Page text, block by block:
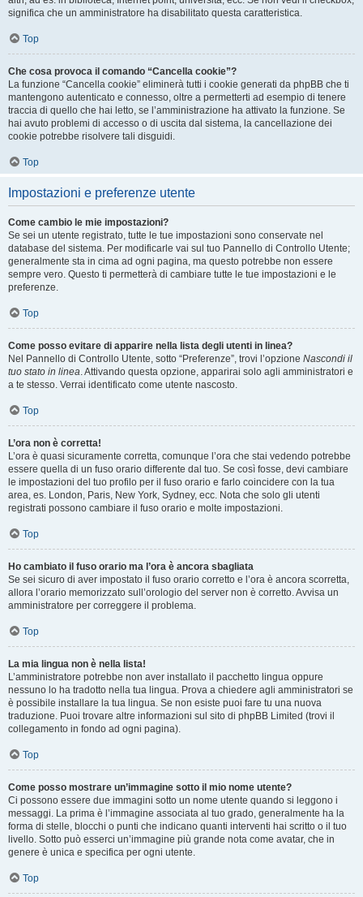
significa che un amministratore ha disabilitato questa caratteristica.
Top
Che cosa provoca il comando “Cancella cookie”?
La funzione “Cancella cookie” eliminerà tutti i cookie generati da phpBB che ti
mantengono autenticato e connesso, oltre a permetterti ad esempio di tenere
traccia di quello che hai letto, se l’amministrazione ha attivato la funzione. Se
hai avuto problemi di accesso o di uscita dal sistema, la cancellazione dei
cookie potrebbe risolvere tali disguidi.
Top
Impostazioni e preferenze utente
Come cambio le mie impostazioni?
Se sei un utente registrato, tutte le tue impostazioni sono conservate nel
database del sistema. Per modificarle vai sul tuo Pannello di Controllo Utente;
generalmente sta in cima ad ogni pagina, ma questo potrebbe non essere
sempre vero. Questo ti permetterà di cambiare tutte le tue impostazioni e le
preferenze.
Top
Come posso evitare di apparire nella lista degli utenti in linea?
Nel Pannello di Controllo Utente, sotto “Preferenze”, trovi l’opzione Nascondi il
tuo stato in linea. Attivando questa opzione, apparirai solo agli amministratori e
a te stesso. Verrai identificato come utente nascosto.
Top
L’ora non è corretta!
L’ora è quasi sicuramente corretta, comunque l’ora che stai vedendo potrebbe
essere quella di un fuso orario differente dal tuo. Se così fosse, devi cambiare
le impostazioni del tuo profilo per il fuso orario e farlo coincidere con la tua
area, es. London, Paris, New York, Sydney, ecc. Nota che solo gli utenti
registrati possono cambiare il fuso orario e molte impostazioni.
Top
Ho cambiato il fuso orario ma l’ora è ancora sbagliata
Se sei sicuro di aver impostato il fuso orario corretto e l’ora è ancora scorretta,
allora l’orario memorizzato sull’orologio del server non è corretto. Avvisa un
amministratore per correggere il problema.
Top
La mia lingua non è nella lista!
L’amministratore potrebbe non aver installato il pacchetto lingua oppure
nessuno lo ha tradotto nella tua lingua. Prova a chiedere agli amministratori se
è possibile installare la tua lingua. Se non esiste puoi fare tu una nuova
traduzione. Puoi trovare altre informazioni sul sito di phpBB Limited (trovi il
collegamento in fondo ad ogni pagina).
Top
Come posso mostrare un’immagine sotto il mio nome utente?
Ci possono essere due immagini sotto un nome utente quando si leggono i
messaggi. La prima è l’immagine associata al tuo grado, generalmente ha la
forma di stelle, blocchi o punti che indicano quanti interventi hai scritto o il tuo
livello. Sotto può esserci un’immagine più grande nota come avatar, che in
genere è unica e specifica per ogni utente.
Top